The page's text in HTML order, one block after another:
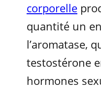
corporelle
quantité un
l’aromatase,
testostérone
hormones